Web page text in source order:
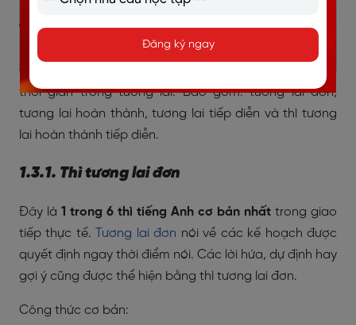
1.3. Các thì tương lai
Có 5 thì, tương ứng với 5 cách để bạn diễn tả các mốc
thời gian trong tương lai. Bao gồm: tương lai đơn,
tương lai hoàn thành, tương lai tiếp diễn và thì tương
lai hoàn thành tiếp diễn.
1.3.1. Thì tương lai đơn
Đây là 1 trong 6 thì tiếng Anh cơ bản nhất trong giao
tiếp thực tế.
Tương lai đơn nói về các kế hoạch được
quyết định ngay thời điểm nói. Các lời hứa, dự định hay
gợi ý cũng được thể hiện bằng thì tương lai đơn.
Công thức cơ bản:
Đăng ký ngay